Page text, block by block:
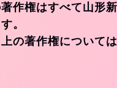
作権はすべて山形
。
の著作権について